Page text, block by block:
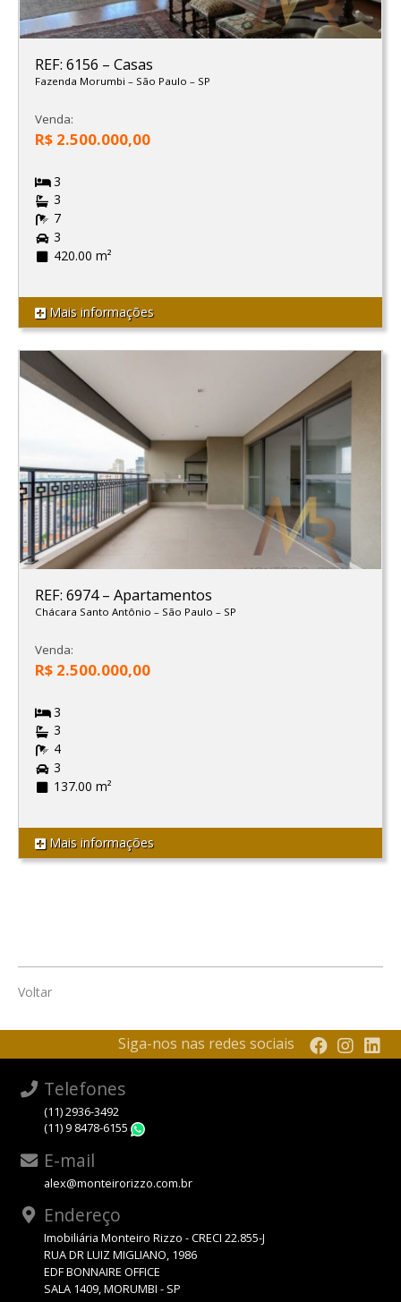
REF: 6156 – Casas
Fazenda Morumbi – São Paulo – SP
Venda:
R$ 2.500.000,00
3
3
7
3
420.00 m²
Mais informações
REF: 6974– Apartamentos
Chácara Santo Antônio – São Paulo – SP
Venda:
R$ 2.500.000,00
3
3
4
3
137.00 m²
Mais informações
Voltar
Siga-nos nas redes sociais
Telefones
(11) 2936-3492
(11) 9 8478-6155
E-mail
alex@monteirorizzo.com.br
Endereço
Imobiliária Monteiro Rizzo - CRECI 22.855-J
RUA DR LUIZ MIGLIANO, 1986
EDF BONNAIRE OFFICE
SALA 1409, MORUMBI - SP